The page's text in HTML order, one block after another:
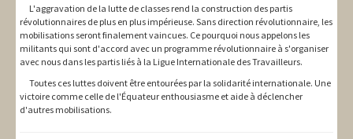
L'aggravation de la lutte de classes rend la construction des partis
révolutionnaires de plus en plus impérieuse. Sans direction révolutionnaire, les
mobilisations seront finalement vaincues. Ce pourquoi nous appelons les
militants qui sont d'accord avec un programme révolutionnaire à s'organiser
avec nous dans les partis liés à la Ligue Internationale des Travailleurs.
Toutes ces luttes doivent être entourées par la solidarité internationale. Une
victoire comme celle de l'Équateur enthousiasme et aide à déclencher
d'autres mobilisations.